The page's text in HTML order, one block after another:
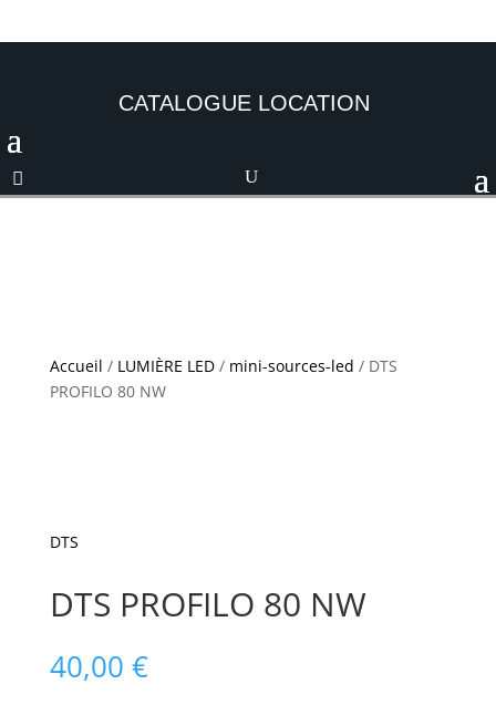
CATALOGUE LOCATION
Accueil / LUMIÈRE LED/ mini-sources-led / DTS
PROFILO 80 NW
DTS
DTS PROFILO 80 NW
40,00 €